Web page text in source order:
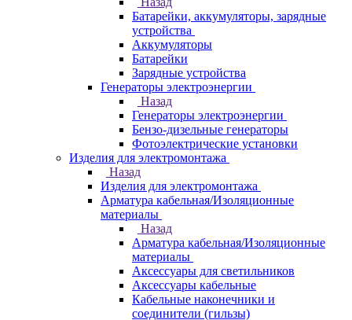
Батарейки, аккумуляторы, зарядные
устройства
Аккумуляторы
Батарейки
Зарядные устройства
Генераторы электроэнергии
Назад
Генераторы электроэнергии
Бензо-дизельные генераторы
Фотоэлектрические установки
Изделия для электромонтажа
Назад
Изделия для электромонтажа
Арматура кабельная/Изоляционные
материалы
Назад
Арматура кабельная/Изоляционные
материалы
Аксессуары для светильников
Аксессуары кабельные
Кабельные наконечники и
соединители (гильзы)